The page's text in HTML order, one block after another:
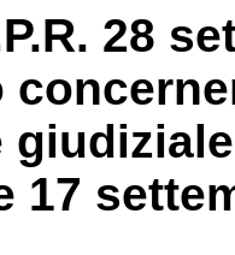
28
17